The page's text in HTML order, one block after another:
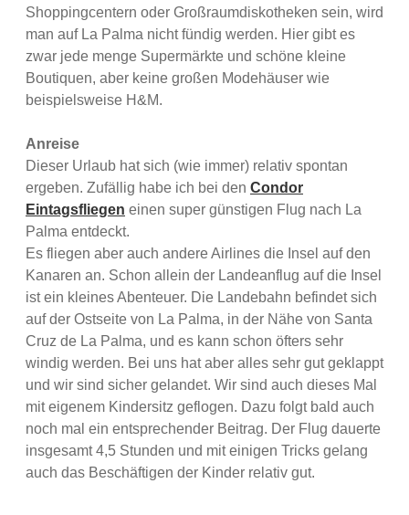
Shoppingcentern oder Großraumdiskotheken sein, wird
man auf La Palma nicht fündig werden. Hier gibt es
zwar jede menge Supermärkte und schöne kleine
Boutiquen, aber keine großen Modehäuser wie
beispielsweise H&M.
Anreise
Dieser Urlaub hat sich (wie immer) relativ spontan
ergeben. Zufällig habe ich bei den Condor
Eintagsfliegen einen super günstigen Flug nach La
Palma entdeckt.
Es fliegen aber auch andere Airlines die Insel auf den
Kanaren an. Schon allein der Landeanflug auf die Insel
ist ein kleines Abenteuer. Die Landebahn befindet sich
auf der Ostseite von La Palma, in der Nähe von Santa
Cruz de La Palma, und es kann schon öfters sehr
windig werden. Bei uns hat aber alles sehr gut geklappt
und wir sind sicher gelandet. Wir sind auch dieses Mal
mit eigenem Kindersitz geflogen. Dazu folgt bald auch
noch mal ein entsprechender Beitrag. Der Flug dauerte
insgesamt 4,5 Stunden und mit einigen Tricks gelang
auch das Beschäftigen der Kinder relativ gut.